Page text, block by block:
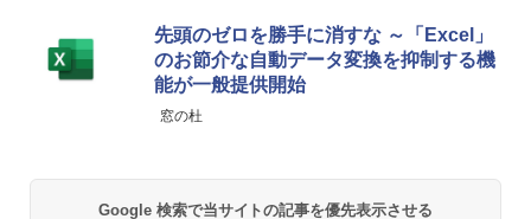
5.6型 インテル高速CPU ランダムで発送
メモリ4GB～ 高速SSD1TB 最大 フルHD
Webカメラ zoom 軽量薄型 無線 型番更
新で在庫処分
￥9,480
BRUCE WAYNE feat. Flo Milli, ATL Jacob
[Explicit]
￥250
BRUCE WAYNE feat. Flo Milli, ATL Jacob
【Amazon.co.jp限定】 い・ろ・は・す 2L P
ET ラベルレス ×8本
￥1,112
by Amazon 天然水 ラベルレス 500ml ×24本
薬屋のひとりごと 17巻 (デジタル版ビッグガ
ンガンコミックス)
￥770
異世界居酒屋「のぶ」(22) (角川コミックス・
先頭のゼロを勝手に消すな ～「Excel」
のお節介な自動データ変換を抑制する機
能が一般提供開始
窓の杜
Google 検索で当サイトの記事を優先表示させる